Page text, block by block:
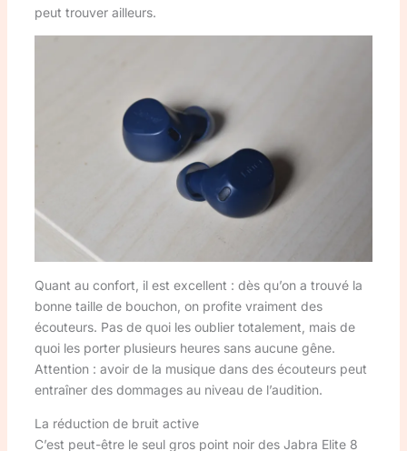
peut trouver ailleurs.
Quant au confort, il est excellent : dès qu’on a trouvé la
bonne taille de bouchon, on profite vraiment des
écouteurs. Pas de quoi les oublier totalement, mais de
quoi les porter plusieurs heures sans aucune gêne.
Attention : avoir de la musique dans des écouteurs peut
entraîner des dommages au niveau de l’audition.
La réduction de bruit active
C’est peut-être le seul gros point noir des Jabra Elite 8